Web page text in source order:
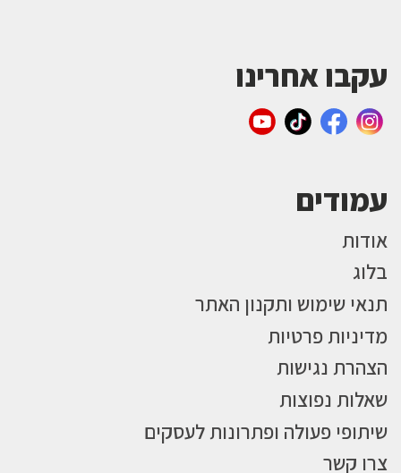
עקבו אחרינו
עמודים
אודות
בלוג
תנאי שימוש ותקנון האתר
מדיניות פרטיות
הצהרת נגישות
שאלות נפוצות
שיתופי פעולה ופתרונות לעסקים
צרו קשר